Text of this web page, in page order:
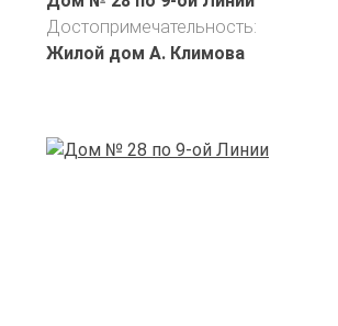
Достопримечательность:
Жилой дом А. Климова